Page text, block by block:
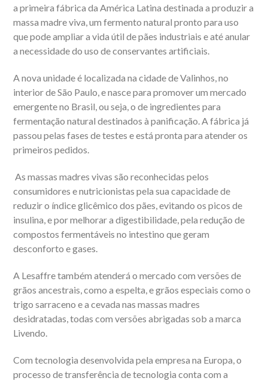
a primeira fábrica da América Latina destinada a produzir a
massa madre viva, um fermento natural pronto para uso
que pode ampliar a vida útil de pães industriais e até anular
a necessidade do uso de conservantes artificiais.
A nova unidade é localizada na cidade de Valinhos, no
interior de São Paulo, e nasce para promover um mercado
emergente no Brasil, ou seja, o de ingredientes para
fermentação natural destinados à panificação. A fábrica já
passou pelas fases de testes e está pronta para atender os
primeiros pedidos.
As massas madres vivas são reconhecidas pelos
consumidores e nutricionistas pela sua capacidade de
reduzir o índice glicêmico dos pães, evitando os picos de
insulina, e por melhorar a digestibilidade, pela redução de
compostos fermentáveis no intestino que geram
desconforto e gases.
A Lesaffre também atenderá o mercado com versões de
grãos ancestrais, como a espelta, e grãos especiais como o
trigo sarraceno e a cevada nas massas madres
desidratadas, todas com versões abrigadas sob a marca
Livendo.
Com tecnologia desenvolvida pela empresa na Europa, o
processo de transferência de tecnologia conta com a